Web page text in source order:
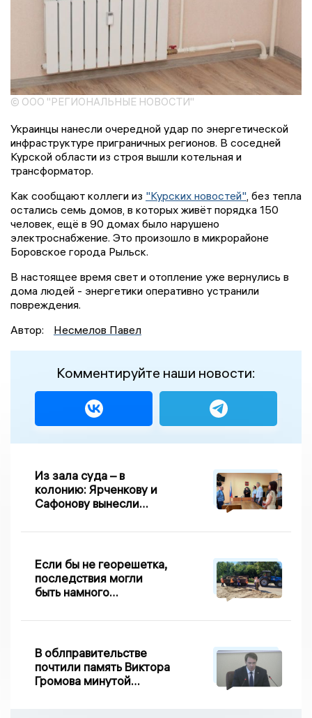
© ООО "РЕГИОНАЛЬНЫЕ НОВОСТИ"
Украинцы нанесли очередной удар по энергетической
инфраструктуре приграничных регионов. В соседней
Курской области из строя вышли котельная и
трансформатор.
Как сообщают коллеги из "Курских новостей" , без тепла
остались семь домов, в которых живёт порядка 150
человек, ещё в 90 домах было нарушено
электроснабжение. Это произошло в микрорайоне
Боровское города Рыльск.
В настоящее время свет и отопление уже вернулись в
дома людей - энергетики оперативно устранили
повреждения.
Автор:
Несмелов Павел
Комментируйте наши новости:
Из зала суда – в
колонию: Ярченкову и
Сафонову вынесли
взятке
Если бы не георешетка,
последствия могли
быть намного
сходе песка на
В облправительстве
почтили память Виктора
Громова минутой